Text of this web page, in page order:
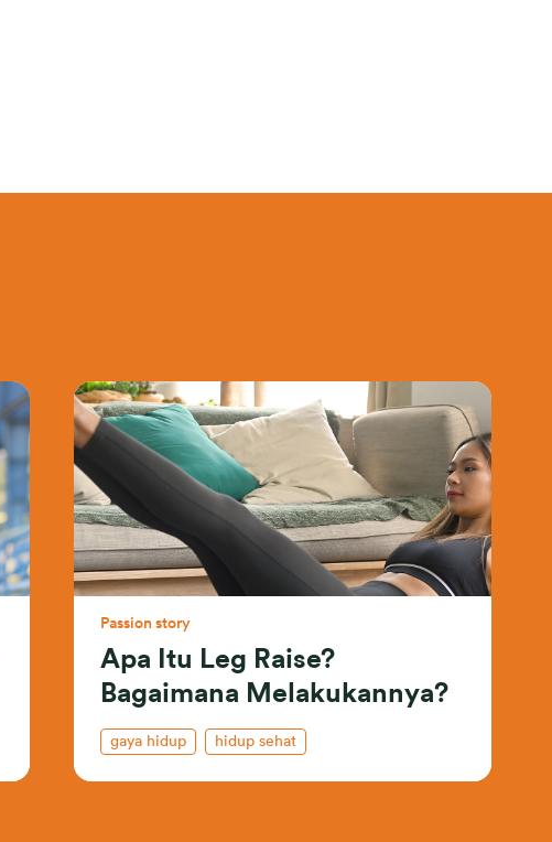
Passion story
Apa Itu Leg Raise?
Bagaimana Melakukannya?
gaya hidup hidup sehat